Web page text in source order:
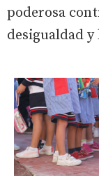
poderosa
desigualdad